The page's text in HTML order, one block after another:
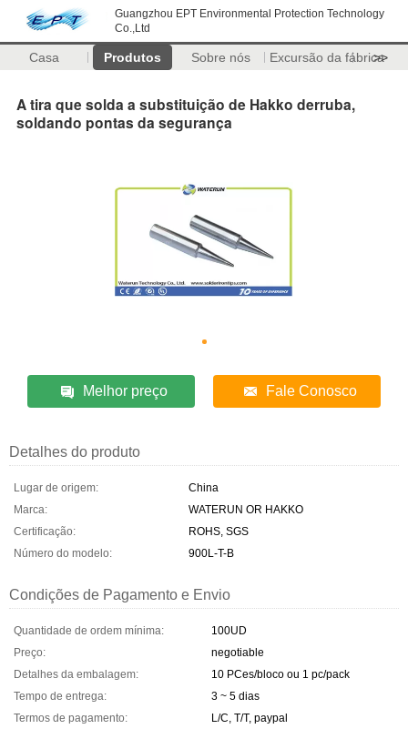
Guangzhou EPT Environmental Protection Technology
Co.,Ltd
Casa Produtos Sobre nós Excursão da fábrica
>>
A tira que solda a substituição de Hakko derruba,
soldando pontas da segurança
Melhor preço Fale Conosco
Detalhes do produto
Lugar de origem:
China
Marca:
WATERUN OR HAKKO
Certificação:
ROHS, SGS
Número do modelo:
900L-T-B
Condições de Pagamento e Envio
Quantidade de ordem mínima:
100UD
Preço:
negotiable
Detalhes da embalagem:
10 PCes/bloco ou 1 pc/pack
Tempo de entrega:
3 ~ 5 dias
Termos de pagamento:
L/C, T/T, paypal